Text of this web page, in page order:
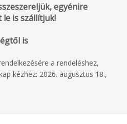
egyénire
le is szállítjuk!
is
a rendeléshez,
kézhez: 2026. augusztus 18.,